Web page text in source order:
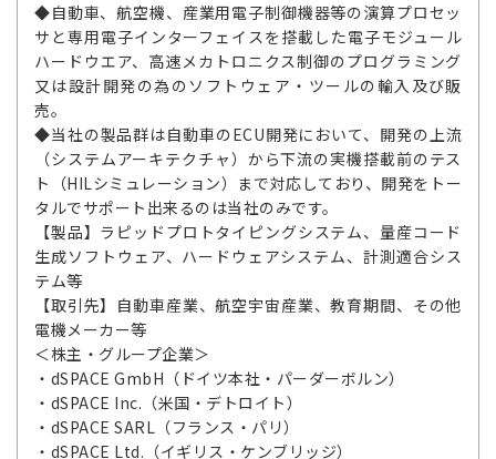
◆自動車、航空機、産業用電子制御機器等の演算プロセッ
サと専用電子インターフェイスを搭載した電子モジュール
ハードウエア、高速メカトロニクス制御のプログラミング
又は設計開発の為のソフトウェア・ツールの輸入及び販
売。
◆当社の製品群は自動車のECU開発において、開発の上流
（システムアーキテクチャ）から下流の実機搭載前のテス
ト（HILシミュレーション）まで対応しており、開発をトー
タルでサポート出来るのは当社のみです。
【製品】ラピッドプロトタイピングシステム、量産コード
生成ソフトウェア、ハードウェアシステム、計測適合シス
テム等
【取引先】自動車産業、航空宇宙産業、教育期間、その他
電機メーカー等
＜株主・グループ企業＞
・dSPACE GmbH（ドイツ本社・パーダーボルン）
・dSPACE Inc.（米国・デトロイト）
・dSPACE SARL（フランス・パリ）
・dSPACE Ltd.（イギリス・ケンブリッジ）